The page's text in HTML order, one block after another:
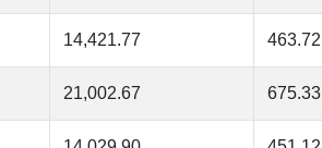
14,421.77 463.72
21,002.67 675.33